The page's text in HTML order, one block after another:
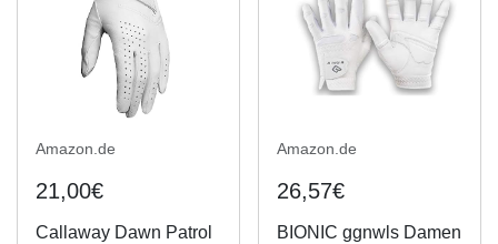
Amazon.de
21,00€
Callaway Dawn Patrol
Amazon.de
26,57€
BIONIC ggnwls Damen